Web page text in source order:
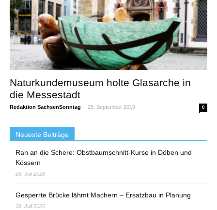
Naturkundemuseum holte Glasarche in
die Messestadt
Redaktion SachsenSonntag - 25. September 2019 0
Neueste Beiträge
Ran an die Schere: Obstbaumschnitt-Kurse in Döben und
Kössern
28. Juli 2026
Gesperrte Brücke lähmt Machern – Ersatzbau in Planung
28. Juli 2026